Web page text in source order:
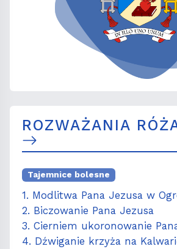
ROZWAŻANIA
Tajemnice bolesne
1. Modlitwa Pana Jezusa w
2. Biczowanie Pana Jezusa
3. Cierniem ukoronowanie
4. Dźwiganie krzyża na